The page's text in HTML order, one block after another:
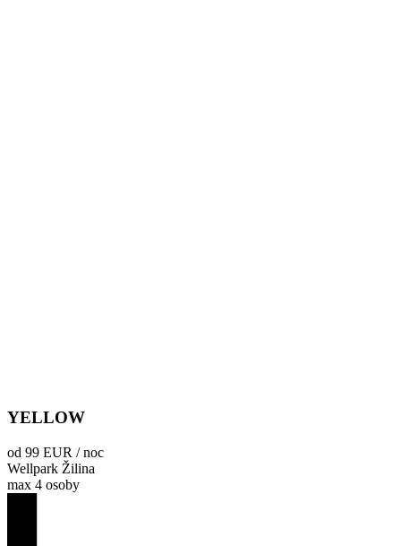
YELLOW
od 99 EUR / noc
Wellpark Žilina
max 4 osoby